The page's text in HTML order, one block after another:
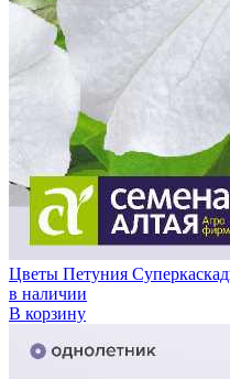
Цветы Петуния
в наличии
В корзину